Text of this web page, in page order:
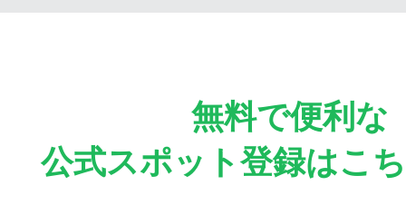
無料で便利な
公式スポット登録はこ